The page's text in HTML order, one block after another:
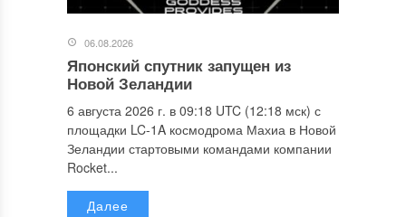
06.08.2026
Японский спутник запущен из
Новой Зеландии
6 августа 2026 г. в 09:18 UTC (12:18 мск) с
площадки LC-1A космодрома Махиа в Новой
Зеландии стартовыми командами компании
Rocket...
Далее